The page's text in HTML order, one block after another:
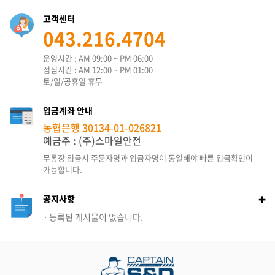
고객센터
043.216.4704
운영시간 : AM 09:00 ~ PM 06:00
점심시간 : AM 12:00 ~ PM 01:00
토/일/공휴일 휴무
입금계좌 안내
농협은행 30134-01-026821
예금주 : (주)스마일안전
무통장 입금시 주문자명과 입금자명이 동일해야 빠른 입금확인이
가능합니다.
공지사항
등록된 게시물이 없습니다.
+